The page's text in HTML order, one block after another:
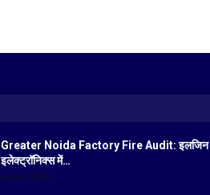
Greater Noida Factory Fire Audit: इलजिन
इलेक्ट्रॉनिक्स में…
Aug 6, 2026